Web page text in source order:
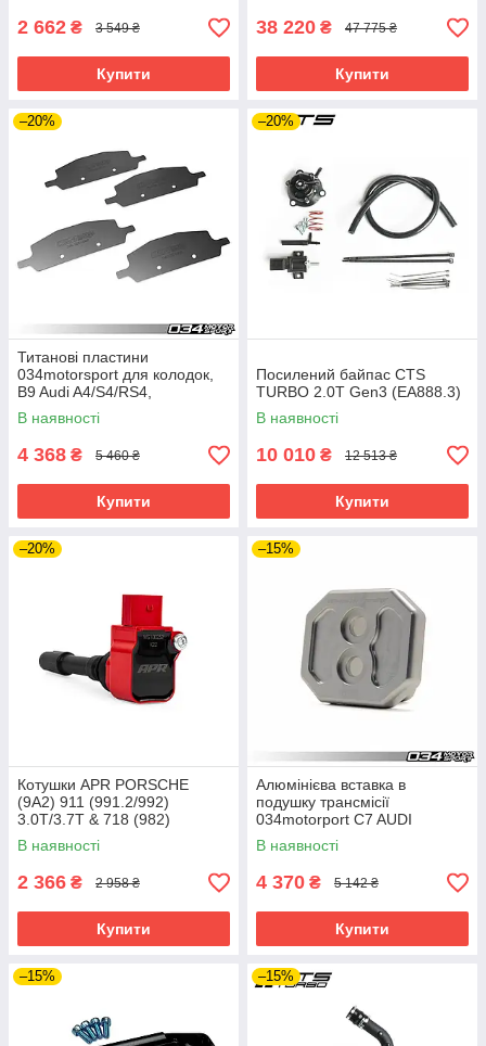
2 662 ₴ 3 549 ₴
Купити
38 220 ₴ 47 775 ₴
Купити
–20%
Титанові пластини
034motorsport для колодок,
B9 Audi A4/S4/RS4,
A5/S5/RS5,Q5/SQ5
В наявності
4 368 ₴ 5 460 ₴
Купити
–20%
Посилений байпас CTS
TURBO 2.0T Gen3 (EA888.3)
В наявності
10 010 ₴ 12 513 ₴
Купити
–20%
Котушки APR PORSCHE
(9A2) 911 (991.2/992)
3.0T/3.7T & 718 (982)
2.0T/2.5T червоні
В наявності
2 366 ₴ 2 958 ₴
Купити
–15%
Алюмінієва вставка в
подушку трансмісії
034motorport C7 AUDI
A6/S6/RS6 & A7/S7/RS7
В наявності
4 370 ₴ 5 142 ₴
Купити
–15% –15%